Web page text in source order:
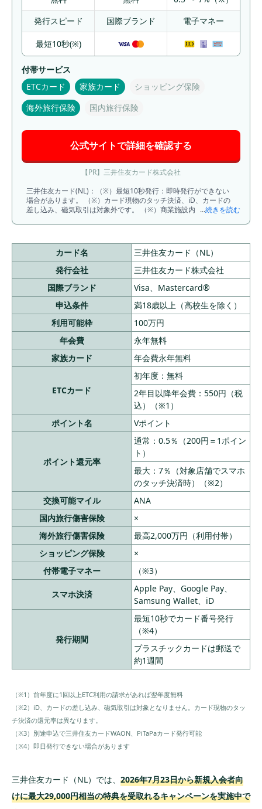
発行スピード
国際ブランド 電子マネー
最短10秒(※)
付帯サービス
ETCカード
家族カード
ショッピング保険
海外旅行保険
国内旅行保険
公式サイトで詳細を確認する
【PR】三井住友カード株式会社
三井住友カード(NL)：（※）最短10秒発行：即時発行ができない
場合があります。 （※）カード現物のタッチ決済、iD、カードの
差し込み、磁気取引は対象外です。 （※）商業施設内にある店舗
分は、タッチ決済分のポイント還元の対象となりませんので、ご
了承ください。上記、タッチ決済とならない金額の上限は、ご利
用される店舗によって異なる場合がございます。 （※）スマホの
タッチ決済対象店舗とモバイルオーダーの対象店舗は異なりま
す。詳しくはサービス詳細ページをご確認ください。 （※）通常
のポイント分を含んだ還元率です。 （※）ポイント還元率は利用
金額に対する獲得ポイントを示したもので、ポイントの交換方法
によっては、1ポイント1円相当にならない場合があります。
（※）Google Pay™ 、Samsung Payで、Mastercard®タッチ決済
はご利用いただけません。ポイント還元は受けられませんので、
ご注意ください。 （※）ETC年会費：入会翌年度以降、前年度に
一度もETC利用のご請求がない場合は、ETCカード年会費550円
（税込）
...続きを読む
カード名
三井住友カード（NL）
発行会社
三井住友カード株式会社
国際ブランド
Visa、Mastercard®
申込条件
満18歳以上（高校生を除く）
利用可能枠
100万円
年会費
永年無料
家族カード
年会費永年無料
ETCカード
初年度：無料
2年目以降年会費：550円（税
込）（※1）
ポイント名
Vポイント
ポイント還元率
通常：0.5％（200円＝1ポイン
ト）
最大：7％（対象店舗でスマホ
のタッチ決済時）（※2）
交換可能マイル
ANA
国内旅行傷害保険
×
海外旅行傷害保険
最高2,000万円（利用付帯）
ショッピング保険
×
付帯電子マネー
（※3）
スマホ決済
Apple Pay、Google Pay、
Samsung Wallet、iD
発行期間
最短10秒でカード番号発行
（※4）
プラスチックカードは郵送で
約1週間
（※1）前年度に1回以上ETC利用の請求があれば翌年度無料
（※2）iD、カードの差し込み、磁気取引は対象となりません。カード現物のタッ
チ決済の還元率は異なります。
（※3）別途申込で三井住友カードWAON、PiTaPaカード発行可能
（※4）即日発行できない場合があります
三井住友カード（NL）では、 2026年7月23日から新規入会者向
けに最大29,000円相当の特典を受取れるキャンペーンを実施中で